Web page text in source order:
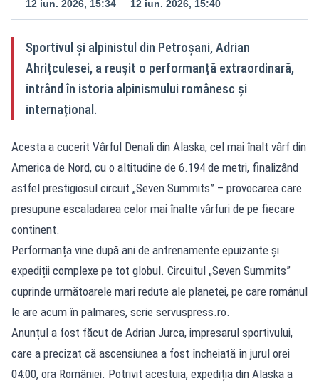
12 iun. 2026, 15:34 12 iun. 2026, 15:40
Sportivul și alpinistul din Petroșani, Adrian
Ahrițculesei, a reușit o performanță extraordinară,
intrând în istoria alpinismului românesc și
internațional.
Acesta a cucerit Vârful Denali din Alaska, cel mai înalt vârf din
America de Nord, cu o altitudine de 6.194 de metri, finalizând
astfel prestigiosul circuit „Seven Summits” – provocarea care
presupune escaladarea celor mai înalte vârfuri de pe fiecare
continent.
Performanța vine după ani de antrenamente epuizante și
expediții complexe pe tot globul. Circuitul „Seven Summits”
cuprinde următoarele mari redute ale planetei, pe care românul
le are acum în palmares, scrie servuspress.ro.
Anunțul a fost făcut de Adrian Jurca, impresarul sportivului,
care a precizat că ascensiunea a fost încheiată în jurul orei
04:00, ora României. Potrivit acestuia, expediția din Alaska a